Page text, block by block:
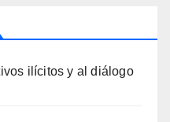
ilícitos y al diálogo